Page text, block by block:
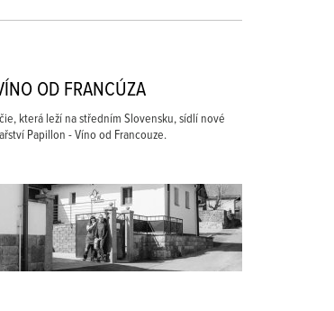
OD FRANCÚZA
která leží na středním Slovensku, sídlí nové
Papillon - Víno od Francouze.